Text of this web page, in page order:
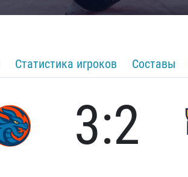
Статистика игроков Составы
3:2